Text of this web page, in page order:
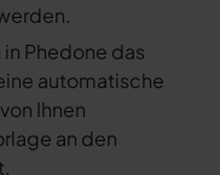
Phedone das
automatische
Ihnen
an den